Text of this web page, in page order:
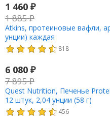
1 460 ₽
1 885₽
Atkins, протеиновые вафли,
унции) каждая
818
6 080 ₽
7 895₽
Quest Nutrition, Печенье
12 штук, 2,04 унции (58 г)
456